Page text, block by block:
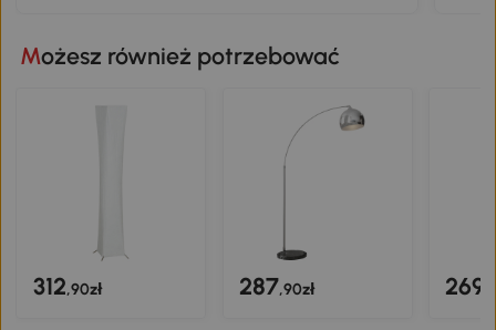
Możesz również potrzebować
312,90zł 287,90zł 269